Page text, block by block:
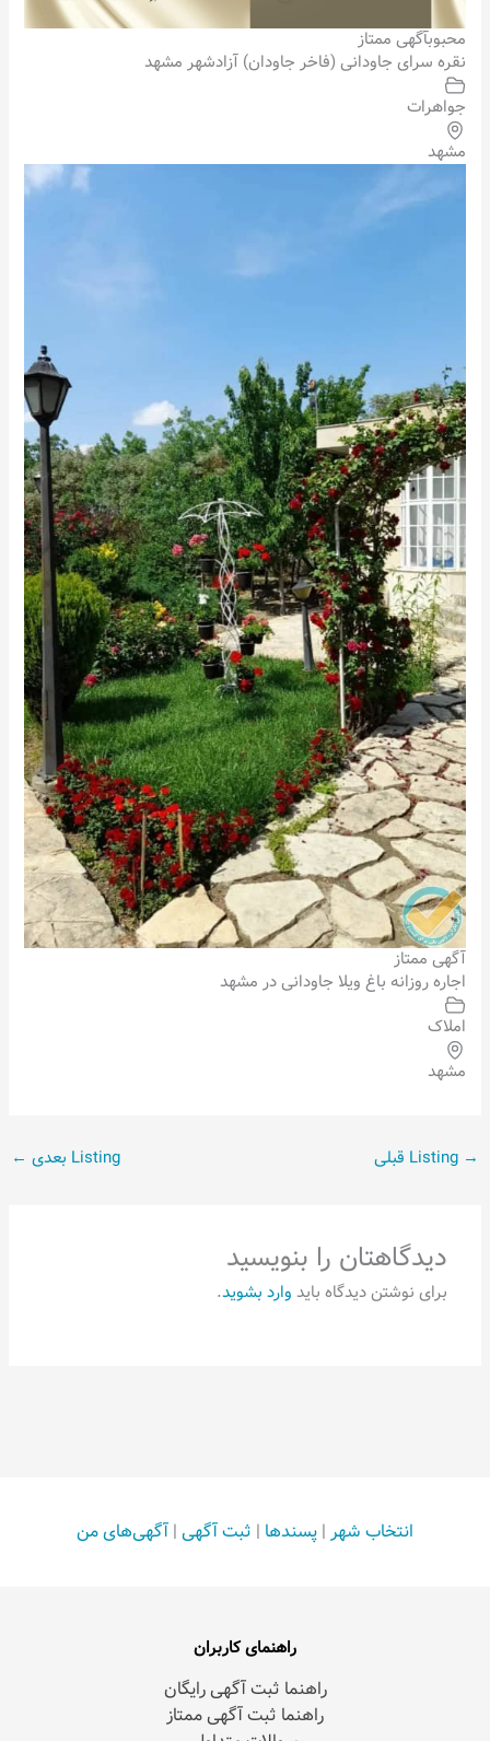
محبوبآگهی ممتاز
نقره سرای جاودانی (فاخر جاودان) آزادشهر مشهد
جواهرات
مشهد
آگهی ممتاز
اجاره روزانه باغ ویلا جاودانی در مشهد
املاک
مشهد
→ Listing بعدی ←
دیدگاهتان را بنویسید
برای نوشتن دیدگاه باید وارد بشوید.
انتخاب شهر | پسندها | ثبت آگهی | آگهی‌های من
راهنمای کاربران
راهنما ثبت آگهی رایگان
راهنما ثبت آگهی ممتاز